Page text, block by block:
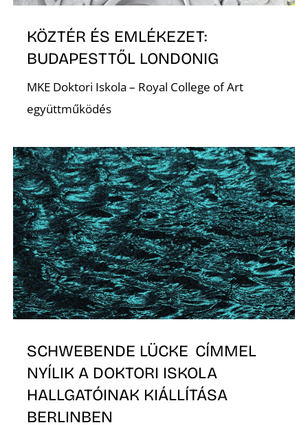
KÖZTÉR ÉS EMLÉKEZET:
BUDAPESTTŐL LONDONIG
MKE Doktori Iskola – Royal College of Art
együttműködés
SCHWEBENDE LÜCKE CÍMMEL
NYÍLIK A DOKTORI ISKOLA
HALLGATÓINAK KIÁLLÍTÁSA
BERLINBEN